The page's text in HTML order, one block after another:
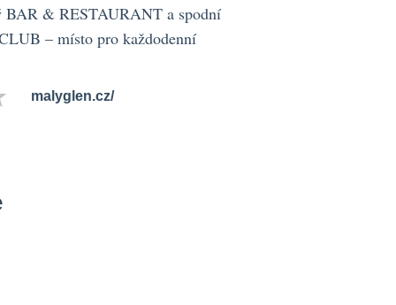
BAR & RESTAURANT a spodní
– místo pro každodenní
malyglen.cz/